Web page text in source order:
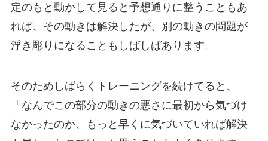
定のもと動かして見ると予想通りに整うこともあ
れば、その動きは解決したが、別の動きの問題が
浮き彫りになることもしばしばあります。
そのためしばらくトレーニングを続けてると、
「なんでこの部分の動きの悪さに最初から気づけ
なかったのか、もっと早くに気づいていれば解決